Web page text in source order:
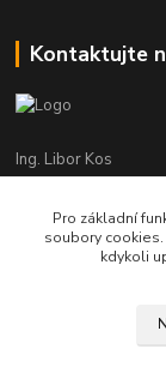
Kontaktujte
Ing. Libor Kos
+420 601 555
(Po-Pá: 8-17:00 hod.)
Pro základní
soubory
kdykoli